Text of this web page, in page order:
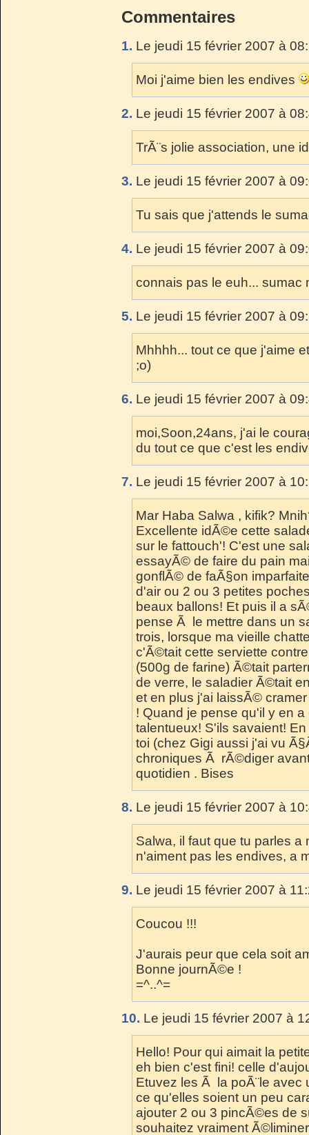
Commentaires
1. Le jeudi 15 février 2007 à
Moi j'aime bien les endives
2. Le jeudi 15 février 2007 à
TrÃ¨s jolie association, une
3. Le jeudi 15 février 2007 à
Tu sais que j'attends le
4. Le jeudi 15 février 2007 à
connais pas le euh... sumac
5. Le jeudi 15 février 2007 à
Mhhhh... tout ce que j'aime
;o)
6. Le jeudi 15 février 2007 à
moi,Soon,24ans, j'ai le
du tout ce que c'est les
7. Le jeudi 15 février 2007 à
Mar Haba Salwa , kifik?
Excellente idÃ©e cette
sur le fattouch'! C'est une
essayÃ© de faire du pain
gonflÃ© de faÃ§on
d'air ou 2 ou 3 petites
beaux ballons! Et puis il a
pense Ã le mettre dans un
trois, lorsque ma vieille
c'Ã©tait cette serviette
(500g de farine) Ã©tait
de verre, le saladier Ã©tait
et en plus j'ai laissÃ©
! Quand je pense qu'il y en
talentueux! S'ils savaient!
toi (chez Gigi aussi j'ai vu
chroniques Ã rÃ©diger
quotidien . Bises
8. Le jeudi 15 février 2007 à
Salwa, il faut que tu parles a
n'aiment pas les endives, a
9. Le jeudi 15 février 2007 à
Coucou !!!
J'aurais peur que cela soit
Bonne journÃ©e !
=^..^=
10. Le jeudi 15 février 2007 à
Hello! Pour qui aimait la
eh bien c'est fini! celle
Etuvez les Ã la poÃ¨le
ce qu'elles soient un peu
ajouter 2 ou 3 pincÃ©es de
souhaitez vraiment